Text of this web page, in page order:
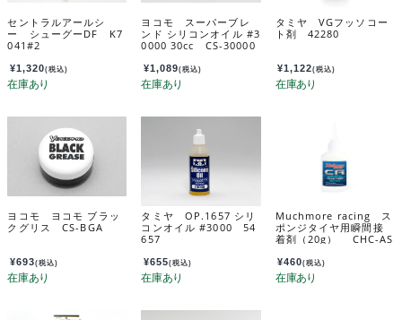
セントラルアールシ
ー シューグーDF K7
041#2
¥1,320(税込)
ヨコモ スーパーブレ
ンド シリコンオイル #3
0000 30cc CS-30000
¥1,089(税込)
タミヤ VGフッソコー
ト剤 42280
¥1,122(税込)
ヨコモ ヨコモ ブラッ
クグリス CS-BGA
¥693(税込)
タミヤ OP.1657 シリ
コンオイル #3000 54
657
¥655(税込)
Muchmore racing ス
ポンジタイヤ用瞬間接
着剤（20g） CHC-AS
¥460(税込)